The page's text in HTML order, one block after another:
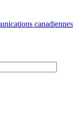
canadiennes